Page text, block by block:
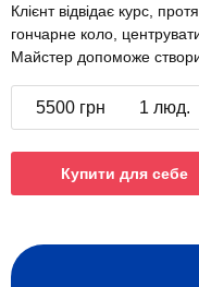
Клієнт відвідає курс,
гончарне коло,
Майстер допоможе
5500 грн 1 люд.
Купити для себе